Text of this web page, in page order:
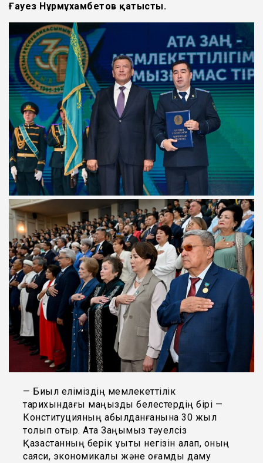
Ғауез Нұрмұхамбетов қатысты.
— Биыл еліміздің мемлекеттілік
тарихындағы маңызды белестердің бірі —
Конституцияның қабылданғанына 30 жыл
толып отыр. Ата Заңымыз тәуелсіз
Қазақстанның берік құқықтық негізін қалап, оның
саяси, экономикалық және қоғамдық даму